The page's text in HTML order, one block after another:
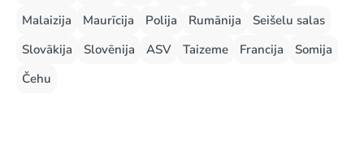
Malaizija
Maurīcija Polija Rumānija
Seišelu salas
Slovākija
Slovēnija ASV Taizeme Francija
Somija
Čehu